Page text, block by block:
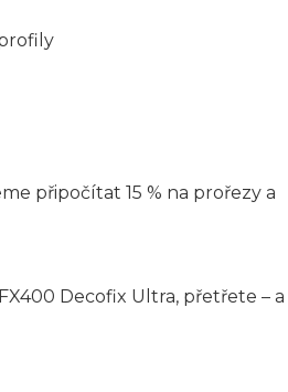
připočítat 15 % na prořezy a
Decofix Ultra, přetřete – a